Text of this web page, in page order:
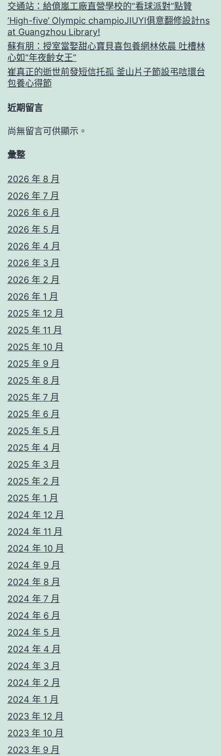
交通站：給億嵐工廠直營學校的“看球派對”點贊
‘High-five’ Olympic champioJIUYI俱意翻修設計ns
at Guangzhou Library!
蘇有朋：授室當娶甜心寶貝喜包養網林依晨 吐槽林
心如“年夜齡女王”
崔真正的逝世前發短信托孤 釜山片子節設弔唁環台
包養心得節
近期留言
尚無留言可供顯示。
彙整
2026 年 8 月
2026 年 7 月
2026 年 6 月
2026 年 5 月
2026 年 4 月
2026 年 3 月
2026 年 2 月
2026 年 1 月
2025 年 12 月
2025 年 11 月
2025 年 10 月
2025 年 9 月
2025 年 8 月
2025 年 7 月
2025 年 6 月
2025 年 5 月
2025 年 4 月
2025 年 3 月
2025 年 2 月
2025 年 1 月
2024 年 12 月
2024 年 11 月
2024 年 10 月
2024 年 9 月
2024 年 8 月
2024 年 7 月
2024 年 6 月
2024 年 5 月
2024 年 4 月
2024 年 3 月
2024 年 2 月
2024 年 1 月
2023 年 12 月
2023 年 10 月
2023 年 9 月